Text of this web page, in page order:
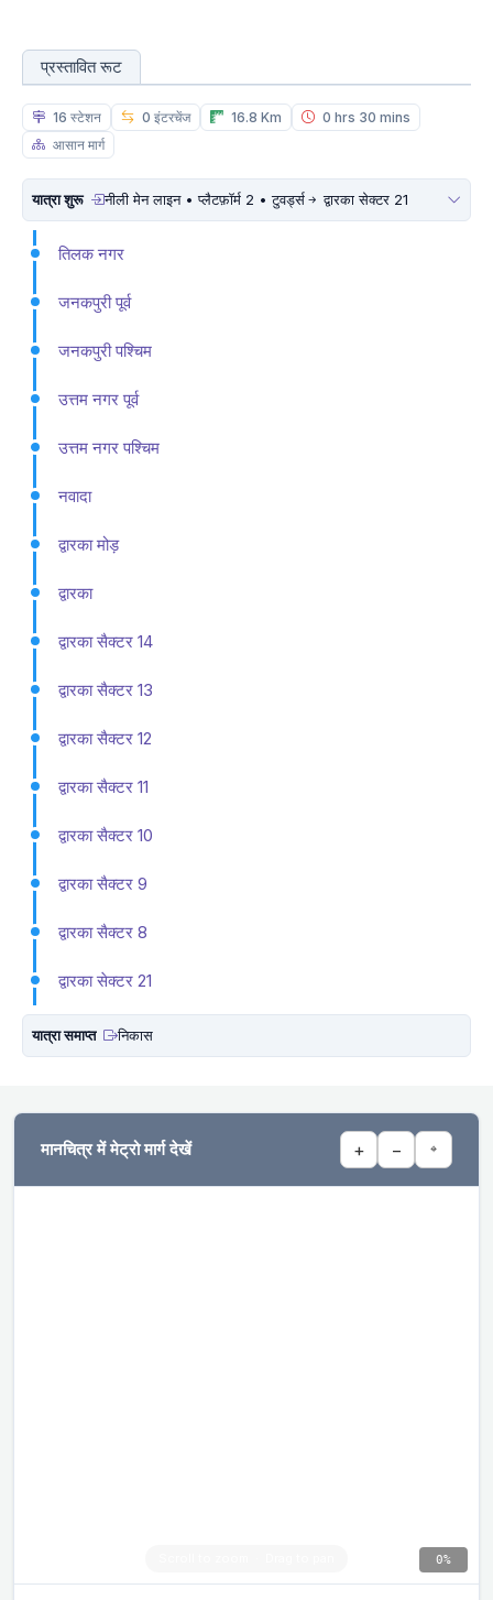
प्रस्तावित रूट
16 स्टेशन 0 इंटरचेंज 16.8 Km
0 hrs 30 mins
आसान मार्ग
यात्रा शुरू नीली मेन लाइन • प्लैटफ़ॉर्म 2 • टुवर्ड्स द्वारका सेक्टर 21
तिलक नगर
जनकपुरी पूर्व
जनकपुरी पश्चिम
उत्तम नगर पूर्व
उत्तम नगर पश्चिम
नवादा
द्वारका मोड़
द्वारका
द्वारका सैक्टर 14
द्वारका सैक्टर 13
द्वारका सैक्टर 12
द्वारका सैक्टर 11
द्वारका सैक्टर 10
द्वारका सैक्टर 9
द्वारका सैक्टर 8
द्वारका सेक्टर 21
यात्रा समाप्त निकास
मानचित्र में मेट्रो मार्ग देखें + − ⌖
0%